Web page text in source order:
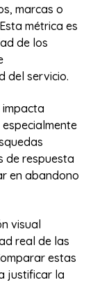
marcas o
métrica es
de los
del servicio.
impacta
de respuesta
en abandono
visual
real de las
estas
justificar la